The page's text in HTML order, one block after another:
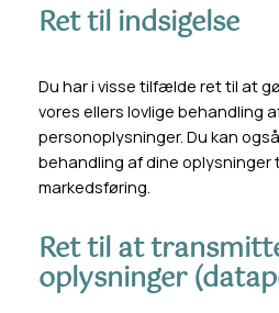
Ret til indsigelse
Du har i visse tilfælde ret til at
vores ellers lovlige behandling
personoplysninger. Du kan
behandling af dine oplysninger
markedsføring.
Ret til at
oplysninger